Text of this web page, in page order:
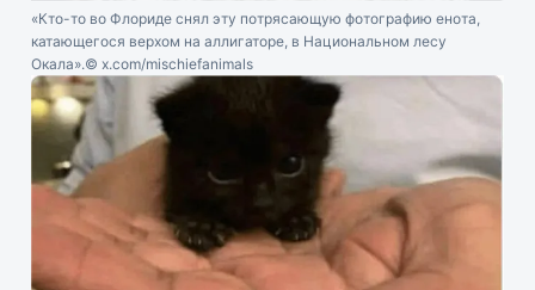
«Кто-то во Флориде снял эту потрясающую фотографию енота,
катающегося верхом на аллигаторе, в Национальном лесу
Окала».© x.com/mischiefanimals